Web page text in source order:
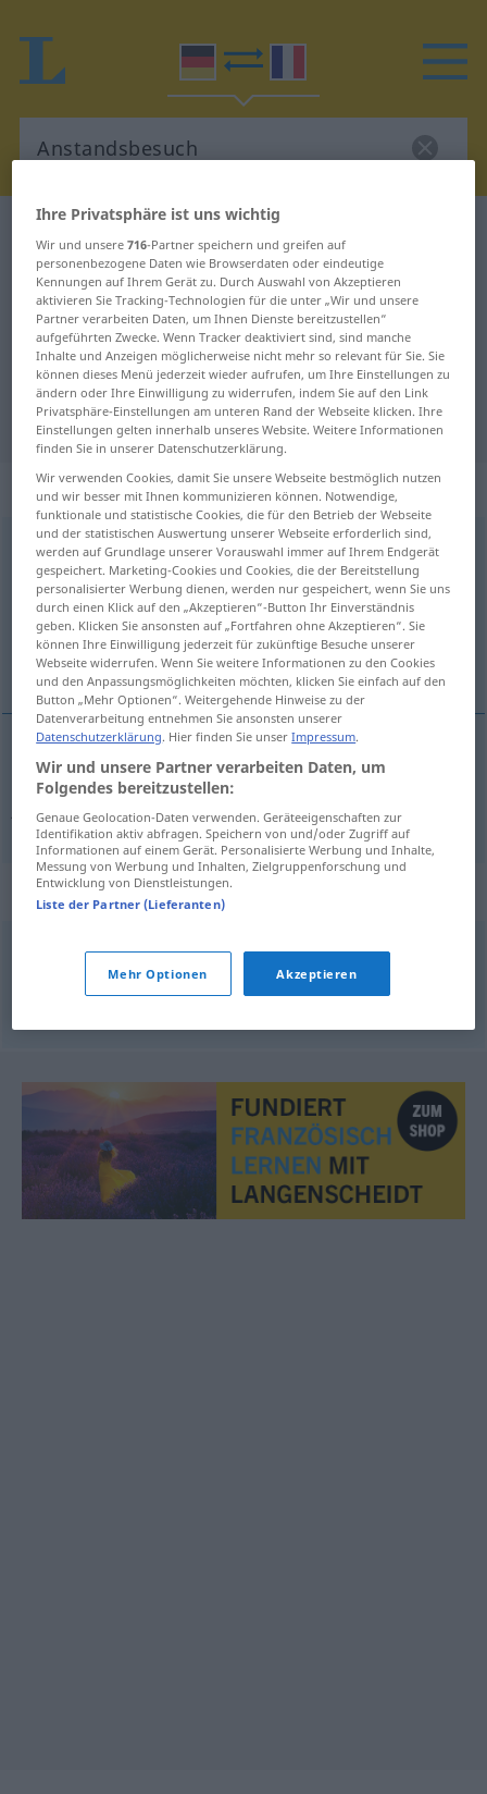
Deutsch-Französisch Wörterbuch
Anstandsbesuch
Deutsch-Französisch Übersetzung
für "Anstandsbesuch"
"Anstandsbesuch" Französisch
Übersetzung
„Anstandsbesuch“: Maskulinum
Anstandsbesuchm
Übersicht aller Übersetzungen
(Für mehr Details die Übersetzung anklicken/antippen)
visite de politesse, de courtoisie
visitef depolitesse, decourtoisie
Anstandsbesuch
Synonyme für "Anstandsbesuch"
Höflichkeitsbesuch,
Ihre Privatsphäre ist uns wichtig
Wir und unsere716-Partner speichern und greifen auf
personenbezogene Daten wie Browserdaten oder eindeutige
Kennungen auf Ihrem Gerät zu. Durch Auswahl von Akzeptieren
aktivieren Sie Tracking-Technologien für die unter „Wir und unsere
Partner verarbeiten Daten, um Ihnen Dienste bereitzustellen“
aufgeführten Zwecke. Wenn Tracker deaktiviert sind, sind manche
Inhalte und Anzeigen möglicherweise nicht mehr so relevant für Sie. Sie
können dieses Menü jederzeit wieder aufrufen, um Ihre Einstellungen zu
ändern oder Ihre Einwilligung zu widerrufen, indem Sie auf den Link
Privatsphäre-Einstellungen am unteren Rand der Webseite klicken. Ihre
Einstellungen gelten innerhalb unseres Website. Weitere Informationen
finden Sie in unserer Datenschutzerklärung.
Wir verwenden Cookies, damit Sie unsere Webseite bestmöglich nutzen
und wir besser mit Ihnen kommunizieren können. Notwendige,
funktionale und statistische Cookies, die für den Betrieb der Webseite
und der statistischen Auswertung unserer Webseite erforderlich sind,
werden auf Grundlage unserer Vorauswahl immer auf Ihrem Endgerät
gespeichert. Marketing-Cookies und Cookies, die der Bereitstellung
personalisierter Werbung dienen, werden nur gespeichert, wenn Sie uns
durch einen Klick auf den „Akzeptieren“-Button Ihr Einverständnis
geben. Klicken Sie ansonsten auf „Fortfahren ohne Akzeptieren“. Sie
können Ihre Einwilligung jederzeit für zukünftige Besuche unserer
Webseite widerrufen. Wenn Sie weitere Informationen zu den Cookies
und den Anpassungsmöglichkeiten möchten, klicken Sie einfach auf den
Button „Mehr Optionen“. Weitergehende Hinweise zu der
Datenverarbeitung entnehmen Sie ansonsten unserer
Datenschutzerklärung. Hier finden Sie unserImpressum.
Wir und unsere Partner verarbeiten Daten, um
Folgendes bereitzustellen:
Genaue Geolocation-Daten verwenden. Geräteeigenschaften zur
Identifikation aktiv abfragen. Speichern von und/oder Zugriff auf
Informationen auf einem Gerät. Personalisierte Werbung und Inhalte,
Messung von Werbung und Inhalten, Zielgruppenforschung und
Entwicklung von Dienstleistungen.
Liste der Partner (Lieferanten)
Mehr Optionen Akzeptieren